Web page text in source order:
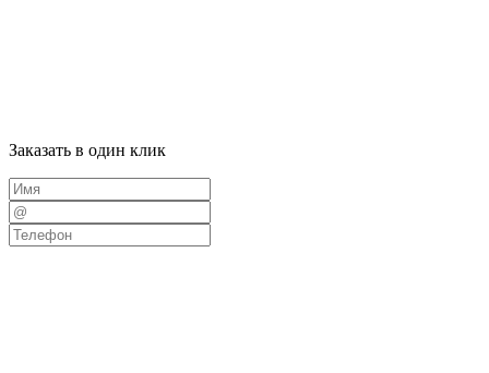
Заказать в один клик